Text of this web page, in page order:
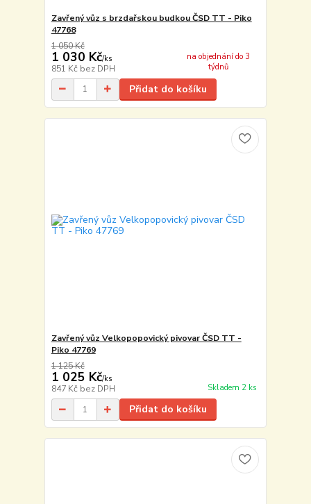
Zavřený vůz s brzdařskou budkou ČSD TT - Piko
47768
1 050 Kč
1 030 Kč/ks
851 Kč bez DPH
na objednání do 3
týdnů
Přidat do košíku
Zavřený vůz Velkopopovický pivovar ČSD TT -
Piko 47769
1 125 Kč
1 025 Kč/ks
847 Kč bez DPH Skladem 2 ks
Přidat do košíku